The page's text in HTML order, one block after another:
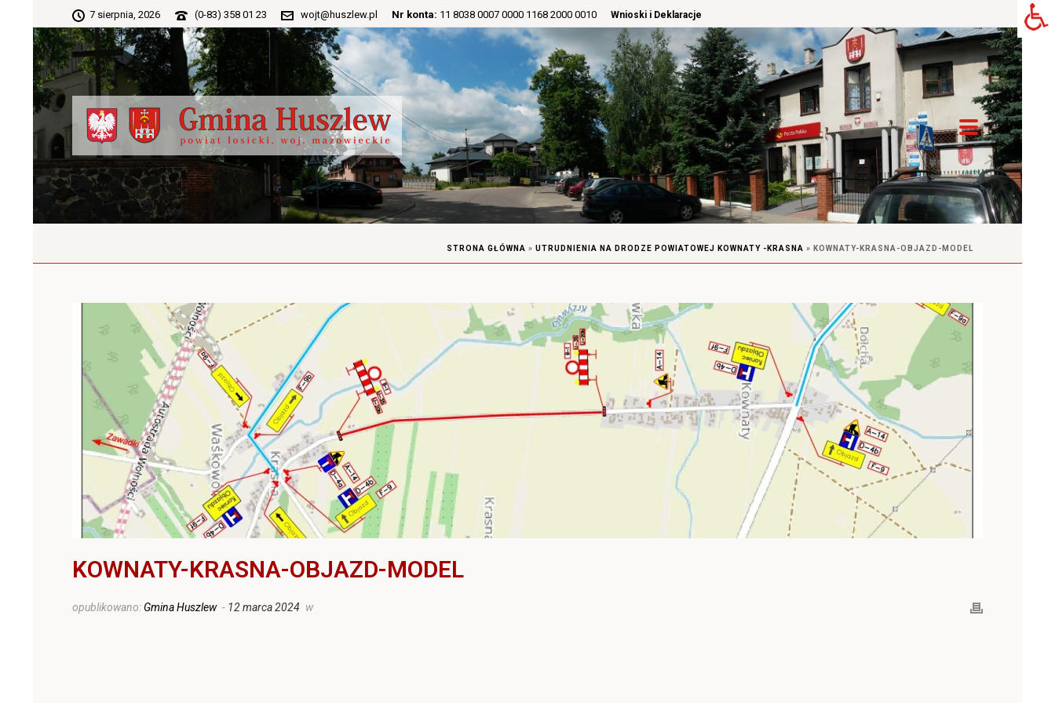
7 sierpnia, 2026 (0-83) 358 01 23 wojt@huszlew.pl Nr konta: 11 8038 0007 0000 1168 2000 0010 Wnioski i Deklaracje
STRONA GŁÓWNA » UTRUDNIENIA NA DRODZE POWIATOWEJ KOWNATY -KRASNA » KOWNATY-KRASNA-OBJAZD-MODEL
KOWNATY-KRASNA-OBJAZD-MODEL
opublikowano: Gmina Huszlew - 12 marca 2024 w